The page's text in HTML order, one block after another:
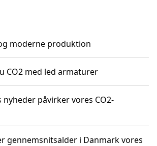
moderne produktion
CO2 med led armaturer
nyheder påvirker vores CO2-
gennemsnitsalder i Danmark vores